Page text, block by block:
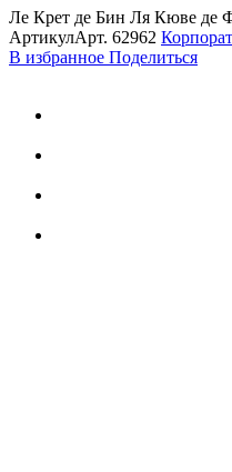
Ле Крет де Бин Ля Кюве де
АртикулАрт. 62962
В избранное Поделиться